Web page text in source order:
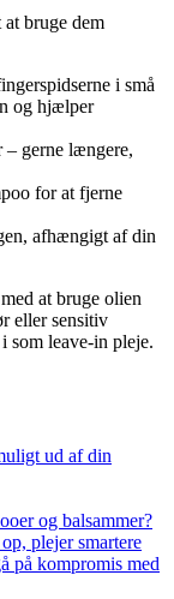
bruge dem
i små
og hjælper
– gerne længere,
for at fjerne
afhængigt af din
at bruge olien
eller sensitiv
som leave-in pleje.
ud af din
og balsammer?
plejer smartere
på kompromis med